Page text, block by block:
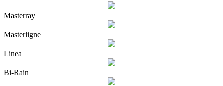
Masterray
Masterligne
Linea
Bi-Rain